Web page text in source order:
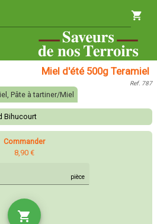
shopping_cart
Miel d'été 500g Teramiel
Ref. 787
Pâte à tartiner/Miel
Bihucourt
Commander
8,90 €
pièce
shopping_cart